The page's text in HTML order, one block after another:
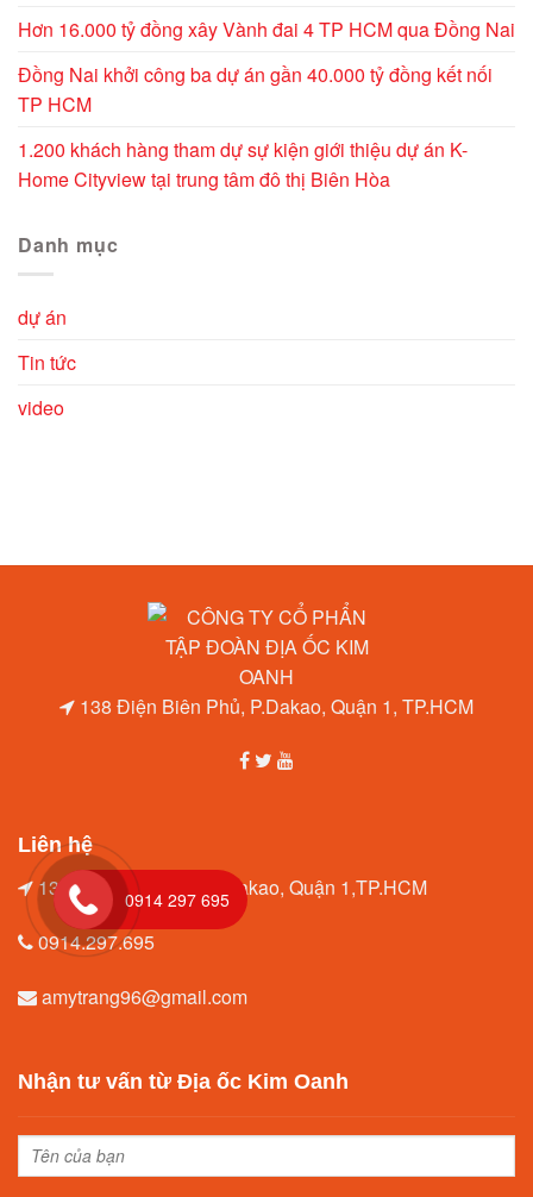
Hơn 16.000 tỷ đồng xây Vành đai 4 TP HCM qua Đồng Nai
Đồng Nai khởi công ba dự án gần 40.000 tỷ đồng kết nối
TP HCM
1.200 khách hàng tham dự sự kiện giới thiệu dự án K-
Home Cityview tại trung tâm đô thị Biên Hòa
Danh mục
dự án
Tin tức
video
138 Điện Biên Phủ, P.Dakao, Quận 1, TP.HCM
Liên hệ
138 Điện Biên Phủ, P.Dakao, Quận 1,TP.HCM
0914.297.695
amytrang96@gmail.com
Nhận tư vấn từ Địa ốc Kim Oanh
0914 297 695